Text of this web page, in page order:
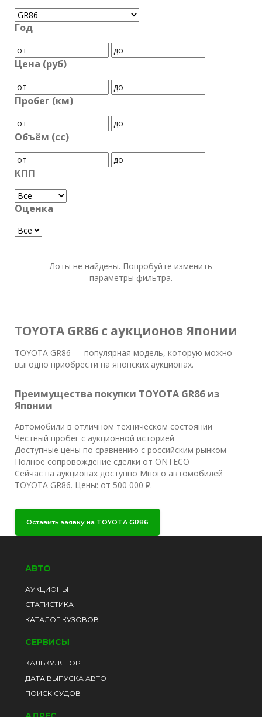
Год
Цена (руб)
Пробег (км)
Объём (cc)
КПП
Оценка
Лоты не найдены. Попробуйте изменить
параметры фильтра.
TOYOTA GR86 с аукционов Японии
TOYOTA GR86 — популярная модель, которую можно
выгодно приобрести на японских аукционах.
Преимущества покупки TOYOTA GR86 из
Японии
Автомобили в отличном техническом состоянии
Честный пробег с аукционной историей
Доступные цены по сравнению с российским рынком
Полное сопровождение сделки от ONTECO
Сейчас на аукционах доступно Много автомобилей
TOYOTA GR86. Цены: от 500 000 ₽.
Оставить заявку на TOYOTA GR86
АВТО
АУКЦИОНЫ
СТАТИСТИКА
КАТАЛОГ КУЗОВОВ
СЕРВИСЫ
КАЛЬКУЛЯТОР
ДАТА ВЫПУСКА АВТО
ПОИСК СУДОВ